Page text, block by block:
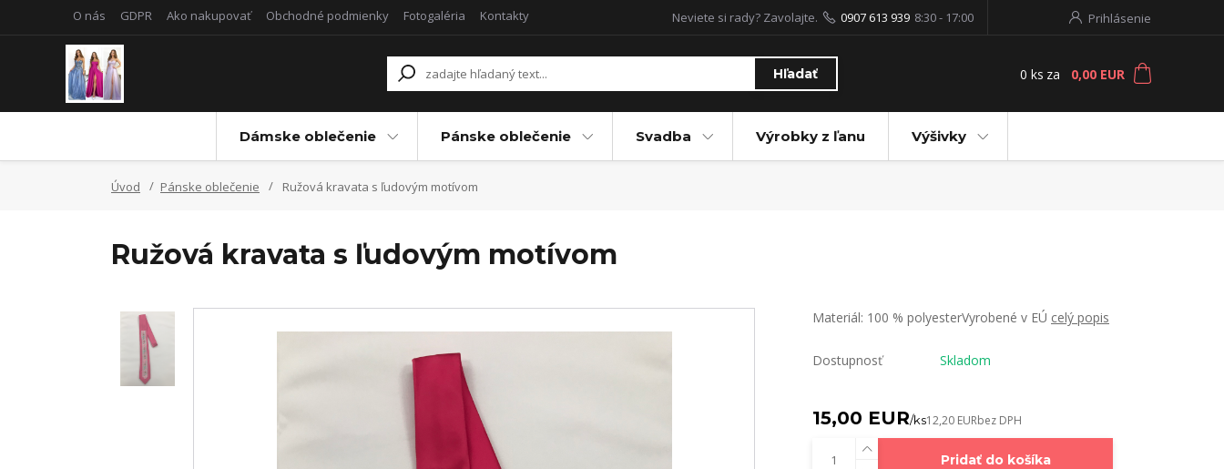
O nás GDPR Ako nakupovať Obchodné podmienky Fotogaléria Kontakty Prihlásenie
Hľadať
Neviete si rady? Zavolajte. 0907 613 939 8:30 - 17:00
0 ks za 0,00 EUR
Dámske oblečenie Pánske oblečenie Svadba Výrobky z ľanu Výšivky
Úvod Pánske oblečenie Ružová kravata s ľudovým motívom
Ružová kravata s ľudovým motívom
Materiál: 100 % polyesterVyrobené v EÚ celý popis
Dostupnosť Skladom
15,00 EUR/ks12,20 EURbez DPH
Pridať do košíka